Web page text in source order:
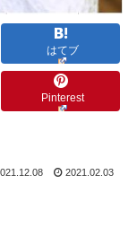
はてブ
Pinterest
2021.02.03